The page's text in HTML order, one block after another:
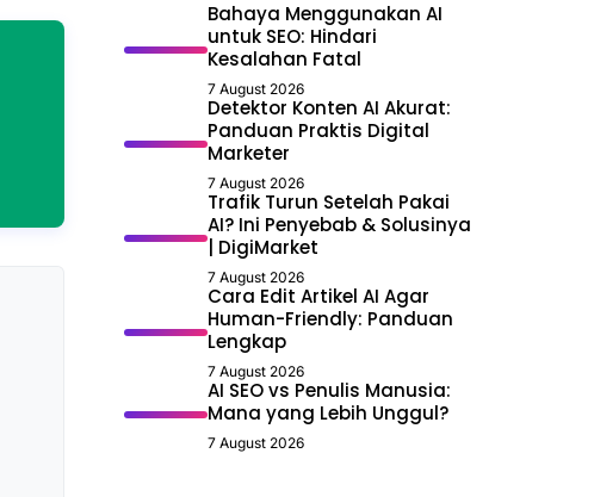
Bahaya Menggunakan AI
untuk SEO: Hindari
Kesalahan Fatal
7 August 2026
Detektor Konten AI Akurat:
Panduan Praktis Digital
Marketer
7 August 2026
Trafik Turun Setelah Pakai
AI? Ini Penyebab & Solusinya
| DigiMarket
7 August 2026
Cara Edit Artikel AI Agar
Human-Friendly: Panduan
Lengkap
7 August 2026
AI SEO vs Penulis Manusia:
Mana yang Lebih Unggul?
7 August 2026